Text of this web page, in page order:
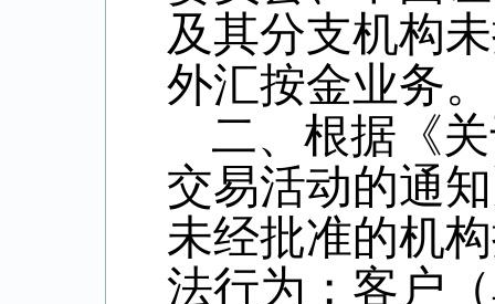
及其分支机构
外汇按金业务。
二、根据《
交易活动的通
未经批准的机
法行为；客户